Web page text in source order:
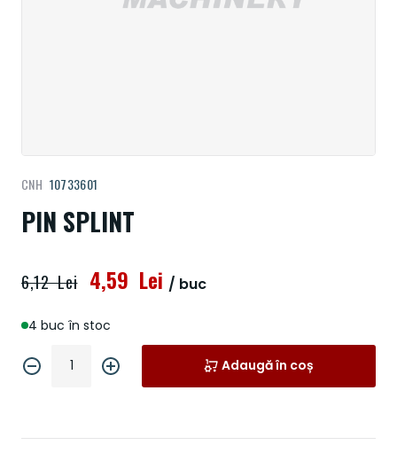
PIN SPLINT
CNH 10733601
4 buc în stoc
4,59 Lei
6,12 Lei / buc
Adaugă în coș
la
începutul
galeriei
imagini